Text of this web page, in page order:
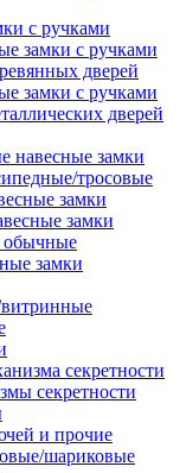
с ручками
замки с ручками
дверей
замки с ручками
дверей
навесные замки
тросовые
замки
замки
обычные
замки
секретности
секретности
и прочие
шариковые